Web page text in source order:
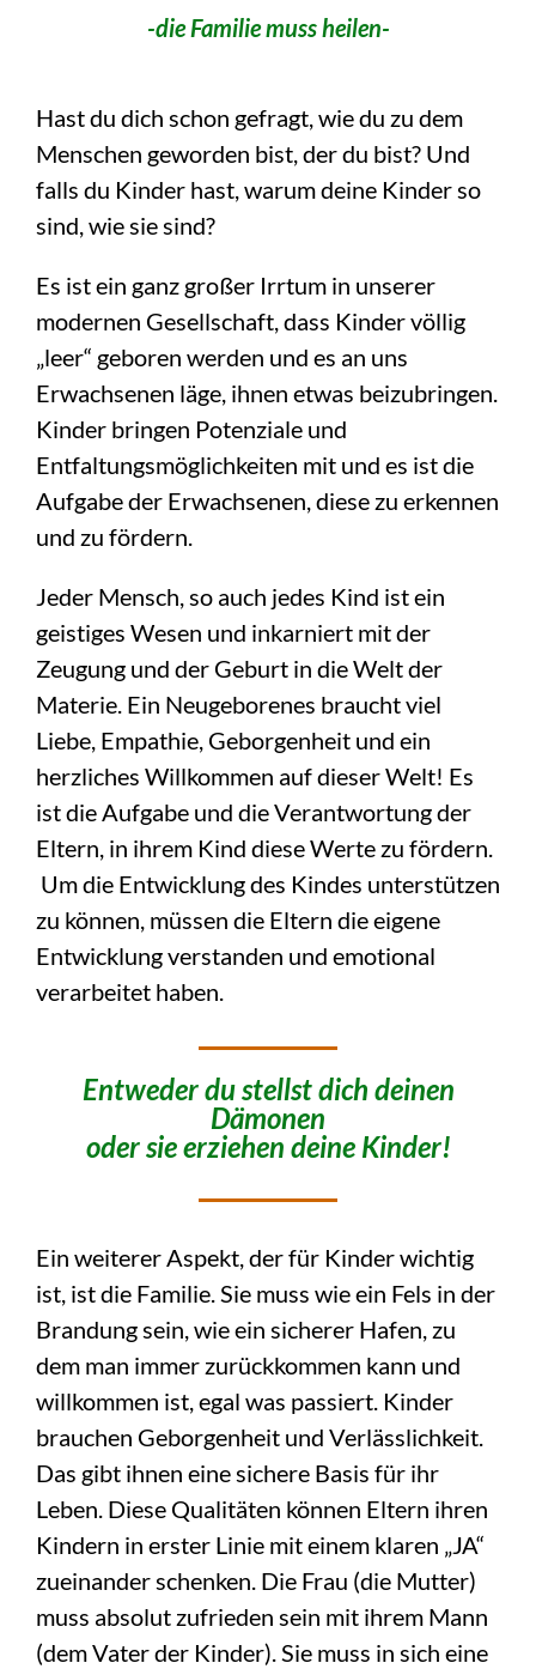
-die Familie muss heilen-
Hast du dich schon gefragt, wie du zu dem
Menschen geworden bist, der du bist? Und
falls du Kinder hast, warum deine Kinder so
sind, wie sie sind?
Es ist ein ganz großer Irrtum in unserer
modernen Gesellschaft, dass Kinder völlig
„leer“ geboren werden und es an uns
Erwachsenen läge, ihnen etwas beizubringen.
Kinder bringen Potenziale und
Entfaltungsmöglichkeiten mit und es ist die
Aufgabe der Erwachsenen, diese zu erkennen
und zu fördern.
Jeder Mensch, so auch jedes Kind ist ein
geistiges Wesen und inkarniert mit der
Zeugung und der Geburt in die Welt der
Materie. Ein Neugeborenes braucht viel
Liebe, Empathie, Geborgenheit und ein
herzliches Willkommen auf dieser Welt! Es
ist die Aufgabe und die Verantwortung der
Eltern, in ihrem Kind diese Werte zu fördern.
Um die Entwicklung des Kindes unterstützen
zu können, müssen die Eltern die eigene
Entwicklung verstanden und emotional
verarbeitet haben.
Entweder du stellst dich deinen
Dämonen
oder sie erziehen deine Kinder!
Ein weiterer Aspekt, der für Kinder wichtig
ist, ist die Familie. Sie muss wie ein Fels in der
Brandung sein, wie ein sicherer Hafen, zu
dem man immer zurückkommen kann und
willkommen ist, egal was passiert. Kinder
brauchen Geborgenheit und Verlässlichkeit.
Das gibt ihnen eine sichere Basis für ihr
Leben. Diese Qualitäten können Eltern ihren
Kindern in erster Linie mit einem klaren „JA“
zueinander schenken. Die Frau (die Mutter)
muss absolut zufrieden sein mit ihrem Mann
(dem Vater der Kinder). Sie muss in sich eine